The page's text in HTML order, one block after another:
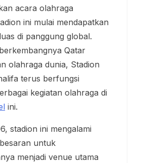
acara olahraga
ini mulai mendapatkan
di panggung global.
Qatar
olahraga dunia, Stadion
terus berfungsi
kegiatan olahraga di
ini.
stadion ini mengalami
untuk
menjadi venue utama